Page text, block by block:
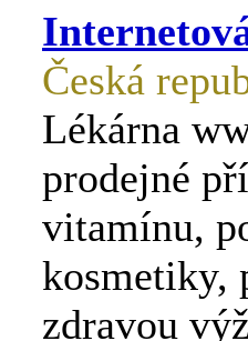
Česká
Lékárna
prodejné
vitamínu,
kosmetiky,
zdravou